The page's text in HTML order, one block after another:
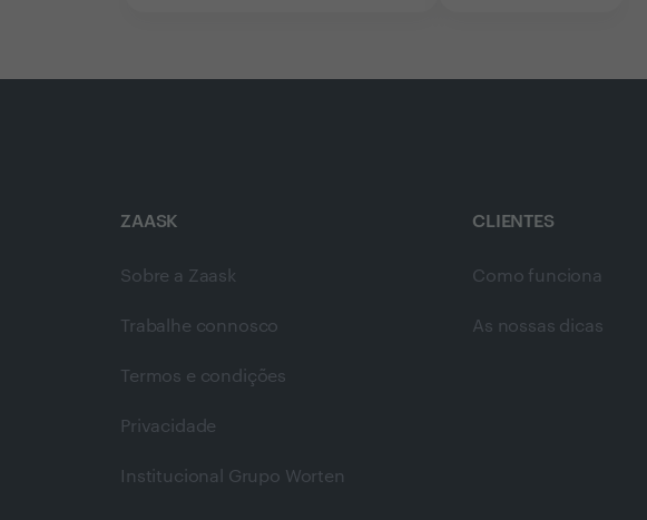
ZAASK
Sobre a Zaask
Trabalhe connosco
Termos e condições
Privacidade
Institucional Grupo Worten
CLIENTES
Como funciona
As nossas dicas